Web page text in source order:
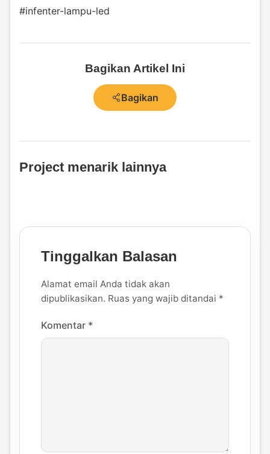
#infenter-lampu-led
Bagikan Artikel Ini
Bagikan
Project menarik lainnya
Tinggalkan Balasan
Alamat email Anda tidak akan
dipublikasikan. Ruas yang wajib ditandai *
Komentar *